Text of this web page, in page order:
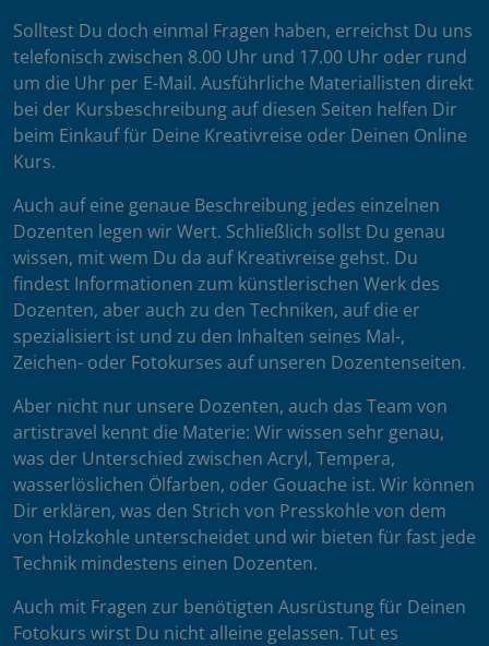
Solltest Du doch einmal Fragen haben, erreichst Du uns
telefonisch zwischen 8.00 Uhr und 17.00 Uhr oder rund
um die Uhr per E-Mail. Ausführliche Materiallisten direkt
bei der Kursbeschreibung auf diesen Seiten helfen Dir
beim Einkauf für Deine Kreativreise oder Deinen Online
Kurs.
Auch auf eine genaue Beschreibung jedes einzelnen
Dozenten legen wir Wert. Schließlich sollst Du genau
wissen, mit wem Du da auf Kreativreise gehst. Du
findest Informationen zum künstlerischen Werk des
Dozenten, aber auch zu den Techniken, auf die er
spezialisiert ist und zu den Inhalten seines Mal-,
Zeichen- oder Fotokurses auf unseren Dozentenseiten.
Aber nicht nur unsere Dozenten, auch das Team von
artistravel kennt die Materie: Wir wissen sehr genau,
was der Unterschied zwischen Acryl, Tempera,
wasserlöslichen Ölfarben, oder Gouache ist. Wir können
Dir erklären, was den Strich von Presskohle von dem
von Holzkohle unterscheidet und wir bieten für fast jede
Technik mindestens einen Dozenten.
Auch mit Fragen zur benötigten Ausrüstung für Deinen
Fotokurs wirst Du nicht alleine gelassen. Tut es